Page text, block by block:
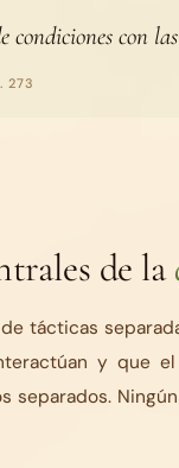
condiciones con
273
de la
tácticas
y que
separados.